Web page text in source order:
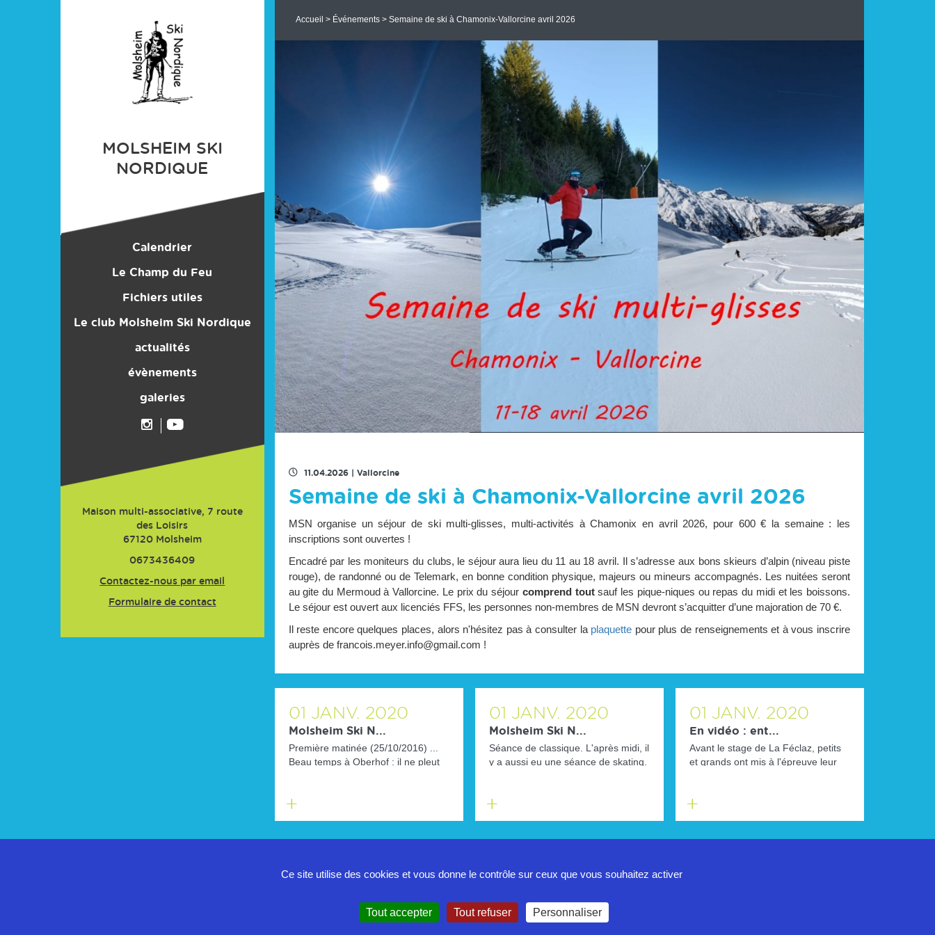
MOLSHEIM SKI
NORDIQUE
Calendrier
Le Champ du Feu
Centre Nordique
Fichiers utiles
Le club Molsheim Ski Nordique
Son histoire
Ses moyens
Ses actions
Ses résultats
Les activités adultes
actualités
évènements
galeries
Maison multi-associative, 7 route
des Loisirs
67120 Molsheim
0673436409
Contactez-nous par email
Formulaire de contact
Accueil > Événements> Semaine de ski à Chamonix-Vallorcine avril 2026
11.04.2026| Vallorcine
Semaine de ski à Chamonix-Vallorcine avril 2026
MSN organise un séjour de ski multi-glisses, multi-activités à Chamonix en avril 2026, pour 600 € la semaine : les
inscriptions sont ouvertes !
Encadré par les moniteurs du clubs, le séjour aura lieu du 11 au 18 avril. Il s’adresse aux bons skieurs d’alpin (niveau piste
rouge), de randonné ou de Telemark, en bonne condition physique, majeurs ou mineurs accompagnés. Les nuitées seront
au gite du Mermoud à Vallorcine. Le prix du séjour comprend toutsauf les pique-niques ou repas du midi et les boissons.
Le séjour est ouvert aux licenciés FFS, les personnes non-membres de MSN devront s’acquitter d’une majoration de 70 €.
Il reste encore quelques places, alors n'hésitez pas à consulter la plaquette pour plus de renseignements et à vous inscrire
auprès de francois.meyer.info@gmail.com !
01 JANV. 2020
Molsheim Ski N...
Première matinée (25/10/2016) ...
Beau temps à Oberhof : il ne pleut
En
01 JANV. 2020
Molsheim Ski N...
Séance de classique. L'après midi, il
y a aussi eu une séance de skating.
En
01 JANV. 2020
En vidéo : ent...
Avant le stage de La Féclaz, petits
et grands ont mis à l'épreuve leur
En
Mentions légales
Ce site utilise des cookies et vous donne le contrôle sur ceux que vous souhaitez activer
Tout accepter Tout refuser Personnaliser